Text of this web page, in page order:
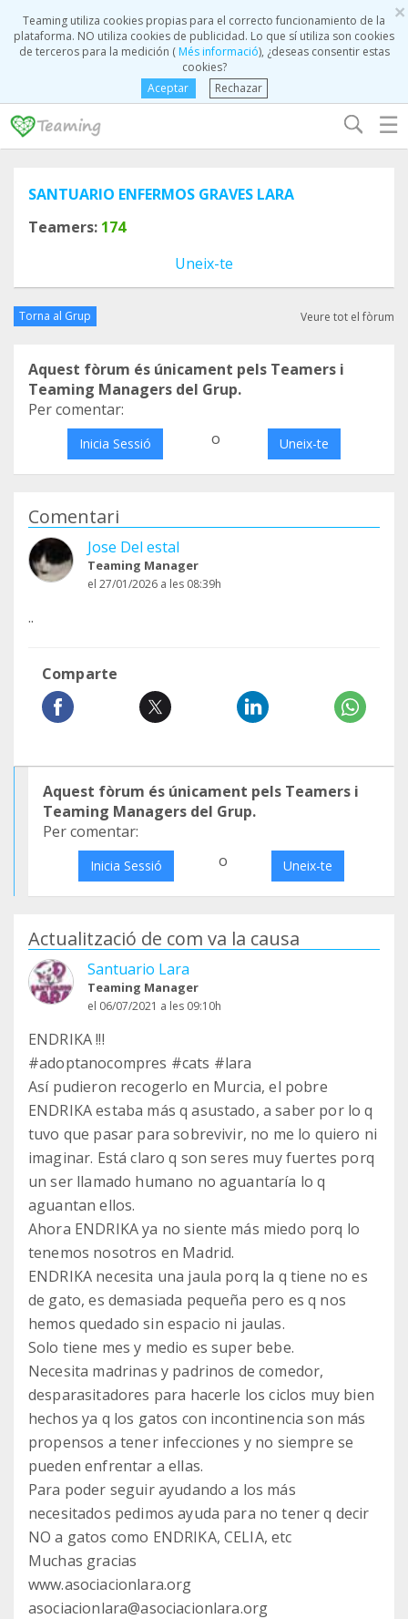
×
Teaming utiliza cookies propias para el correcto funcionamiento de la
plataforma. NO utiliza cookies de publicidad. Lo que sí utiliza son cookies
de terceros para la medición (Més informació), ¿deseas consentir estas
cookies?
Aceptar
Rechazar
☰
SANTUARIO ENFERMOS GRAVES LARA
Teamers: 174
Uneix-te
Torna al Grup Veure tot el fòrum
Aquest fòrum és únicament pels Teamers i
Teaming Managers del Grup.
Per comentar:
Inicia Sessió o Uneix-te
Comentari
Jose Del estal
Teaming Manager
el 27/01/2026 a les 08:39h
..
Comparte
Aquest fòrum és únicament pels Teamers i
Teaming Managers del Grup.
Per comentar:
Inicia Sessió o Uneix-te
Actualització de com va la causa
Santuario Lara
Teaming Manager
el 06/07/2021 a les 09:10h
ENDRIKA !!!
#adoptanocompres #cats #lara
Así pudieron recogerlo en Murcia, el pobre
ENDRIKA estaba más q asustado, a saber por lo q
tuvo que pasar para sobrevivir, no me lo quiero ni
imaginar. Está claro q son seres muy fuertes porq
un ser llamado humano no aguantaría lo q
aguantan ellos.
Ahora ENDRIKA ya no siente más miedo porq lo
tenemos nosotros en Madrid.
ENDRIKA necesita una jaula porq la q tiene no es
de gato, es demasiada pequeña pero es q nos
hemos quedado sin espacio ni jaulas.
Solo tiene mes y medio es super bebe.
Necesita madrinas y padrinos de comedor,
desparasitadores para hacerle los ciclos muy bien
hechos ya q los gatos con incontinencia son más
propensos a tener infecciones y no siempre se
pueden enfrentar a ellas.
Para poder seguir ayudando a los más
necesitados pedimos ayuda para no tener q decir
NO a gatos como ENDRIKA, CELIA, etc
Muchas gracias
www.asociacionlara.org
asociacionlara@asociacionlara.org